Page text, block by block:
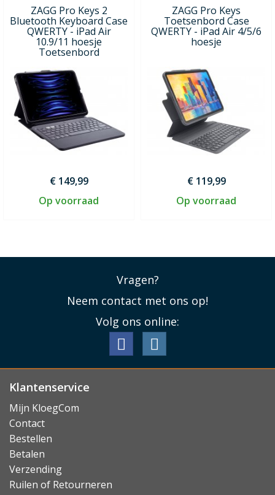
ZAGG Pro Keys 2
Bluetooth Keyboard Case
QWERTY - iPad Air
10.9/11 hoesje
Toetsenbord
€ 149,99
Op voorraad
ZAGG Pro Keys
Toetsenbord Case
QWERTY - iPad Air 4/5/6
hoesje
€ 119,99
Op voorraad
Vragen?
Neem contact met ons op!
Volg ons online:
Klantenservice
Mijn KloegCom
Contact
Bestellen
Betalen
Verzending
Ruilen of Retourneren